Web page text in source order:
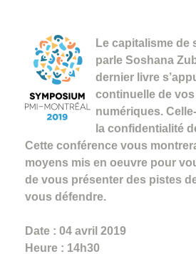
Le capitalisme de
parle Soshana
dernier livre
continuelle de
numériques.
la confidentialité
Cette conférence vous
moyens mis en oeuvre pour
de vous présenter des pistes
vous défendre.
Date : 04 avril 2019
Heure : 14h30